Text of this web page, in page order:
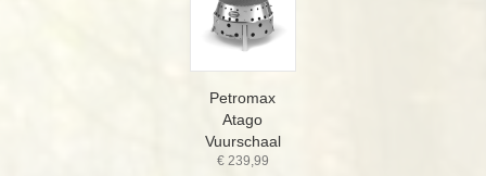
Petromax
Atago
Vuurschaal
€239,99